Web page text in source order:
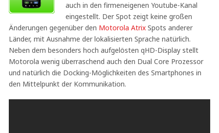
auch in den firmeneigenen Youtube-Kanal
eingestellt. Der Spot zeigt keine großen
Änderungen gegenüber den Motorola AtrixSpots anderer
Länder, mit Ausnahme der lokalisierten Sprache natürlich.
Neben dem besonders hoch aufgelösten qHD-Display stellt
Motorola wenig überraschend auch den Dual Core Prozessor
und natürlich die Docking-Möglichkeiten des Smartphones in
den Mittelpunkt der Kommunikation.